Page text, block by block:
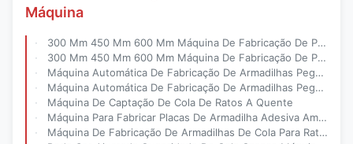
Máquina
300 Mm 450 Mm 600 Mm Máquina De Fabricação De Placas Para Agricultura
300 Mm 450 Mm 600 Mm Máquina De Fabricação De Placas Para Agricultura
Máquina Automática De Fabricação De Armadilhas Pegajosas Amarelas Com Cola De Fusão A Quente E Material De PP Para Controle De Pragas
Máquina Automática De Fabricação De Armadilhas Pegajosas Amarelas Com Cola De Fusão A Quente E Material De PP Para Controle De Pragas
Máquina De Captação De Cola De Ratos A Quente
Máquina Para Fabricar Placas De Armadilha Adesiva Amarela Com Capacidade De 1000-1500 Peças Por Hora, Equipada Com Dispositivo De Fusão A Quente De 80kg Ou 150kgs, Projetada Para Operação
Máquina De Fabricação De Armadilhas De Cola Para Ratos De Fusão A Quente De 80kg Ou 150kgs Com Saída De 1000-1500 Unidades Por Hora E Quantidade De Cola Ajustável